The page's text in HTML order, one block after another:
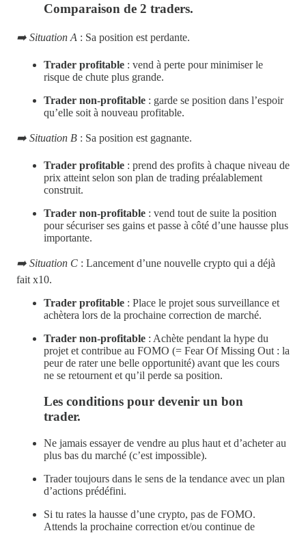
Comparaison de 2 traders.
➡️ Situation A : Sa position est perdante.
Trader profitable : vend à perte pour minimiser le
risque de chute plus grande.
Trader non-profitable : garde se position dans l’espoir
qu’elle soit à nouveau profitable.
➡️ Situation B : Sa position est gagnante.
Trader profitable : prend des profits à chaque niveau de
prix atteint selon son plan de trading préalablement
construit.
Trader non-profitable : vend tout de suite la position
pour sécuriser ses gains et passe à côté d’une hausse plus
importante.
➡️ Situation C : Lancement d’une nouvelle crypto qui a déjà
fait x10.
Trader profitable : Place le projet sous surveillance et
achètera lors de la prochaine correction de marché.
Trader non-profitable : Achète pendant la hype du
projet et contribue au FOMO (= Fear Of Missing Out : la
peur de rater une belle opportunité) avant que les cours
ne se retournent et qu’il perde sa position.
Les conditions pour devenir un bon
trader.
Ne jamais essayer de vendre au plus haut et d’acheter au
plus bas du marché (c’est impossible).
Trader toujours dans le sens de la tendance avec un plan
d’actions prédéfini.
Si tu rates la hausse d’une crypto, pas de FOMO.
Attends la prochaine correction et/ou continue de